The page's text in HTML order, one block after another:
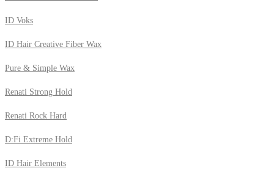
ID Voks
ID Hair Creative Fiber Wax
Pure & Simple Wax
Renati Strong Hold
Renati Rock Hard
D:Fi Extreme Hold
ID Hair Elements